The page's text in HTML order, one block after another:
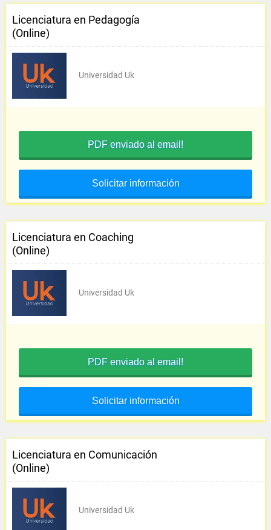
Licenciatura en Pedagogía
(Online)
Universidad Uk
PDF enviado al email!
Solicitar información
Licenciatura en Coaching
(Online)
Universidad Uk
PDF enviado al email!
Solicitar información
Licenciatura en Comunicación
(Online)
Universidad Uk